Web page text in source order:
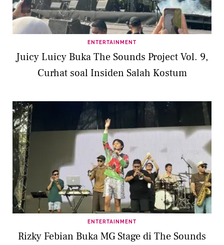
ENTERTAINMENT
Juicy Luicy Buka The Sounds Project Vol. 9,
Curhat soal Insiden Salah Kostum
ENTERTAINMENT
Rizky Febian Buka MG Stage di The Sounds